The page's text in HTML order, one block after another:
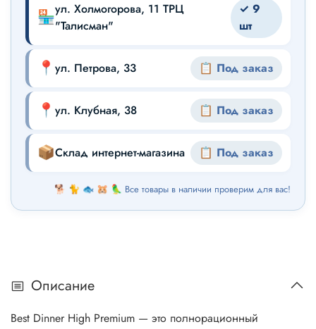
🏪ул. Холмогорова, 11 ТРЦ
"Талисман"
✓ 9
шт
📍 ул. Петрова, 33 📋 Под заказ
📍 ул. Клубная, 38 📋 Под заказ
📦Склад интернет-магазина 📋 Под заказ
🐕 🐈 🐟 🐹 🦜 Все товары в наличии проверим для вас!
Описание
Best Dinner High Premium — это полнорационный